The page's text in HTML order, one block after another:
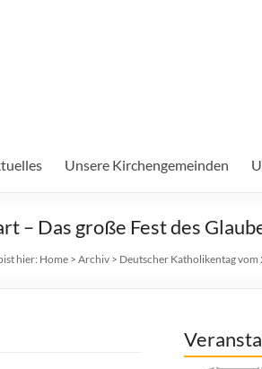
Unsere Kirchengemeinden
– Das große Fest des
hier: Home > Archiv > Deutscher Katholikentag vom